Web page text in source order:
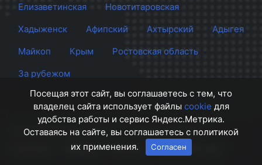
Елизаветинская
Новотитаровская
Хадыженск
Афипский Ахтырский
Адыгея
Майкоп
Крым
Ростовская область
За рубежом
Сайт Краснодара
© 2012 - 2026 СМИ Кубани
Правила Контакты Напишите нам
Посещая этот сайт, вы соглашаетесь с тем, что
владелец сайта использует файлы cookie для
удобства работы и сервис Яндекс.Метрика.
Оставаясь на сайте, вы соглашаетесь с политикой
их применения.
Согласен